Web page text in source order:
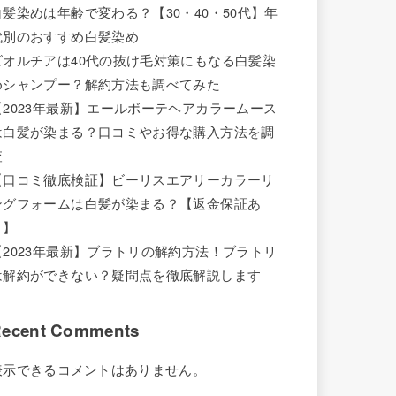
染めは年齢で変わる？【30・40・50代】年
のおすすめ白髪染め
ルチアは40代の抜け毛対策にもなる白髪染
ャンプー？解約方法も調べてみた
年最新】エールボーテヘアカラームース
髪が染まる？口コミやお得な購入方法を調
コミ徹底検証】ビーリスエアリーカラーリ
フォームは白髪が染まる？【返金保証あ
年最新】ブラトリの解約方法！ブラトリ
約ができない？疑問点を徹底解説します
Comments
できるコメントはありません。